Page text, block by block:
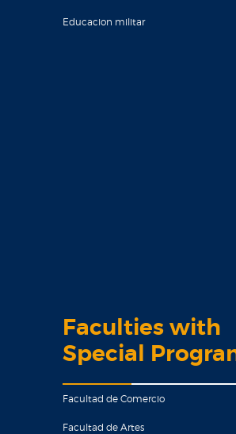
Educacion militar
Faculties with
Special
Facultad de Comercio
Facultad de Artes